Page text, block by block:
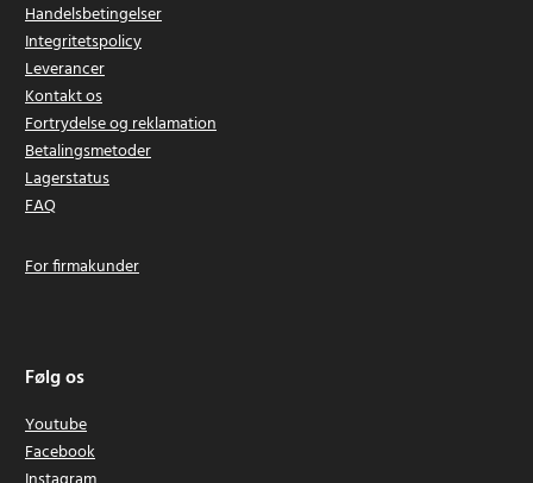
Handelsbetingelser
Integritetspolicy
Leverancer
Kontakt os
Fortrydelse og reklamation
Betalingsmetoder
Lagerstatus
FAQ
For firmakunder
Følg os
Youtube
Facebook